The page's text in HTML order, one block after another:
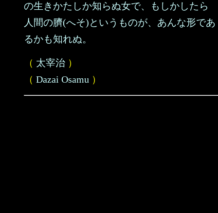
の生きかたしか知らぬ女で、もしかしたら
人間の臍(へそ)というものが、あんな形であ
るかも知れぬ。
（ 太宰治 ）
（ Dazai Osamu ）